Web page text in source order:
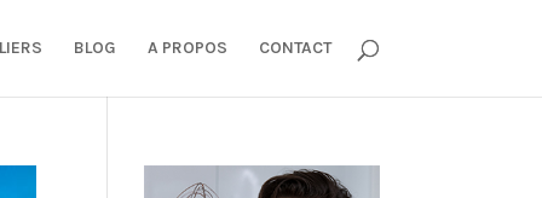
BLOG A PROPOS CONTACT